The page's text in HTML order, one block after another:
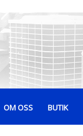
OM OSS BUTIK